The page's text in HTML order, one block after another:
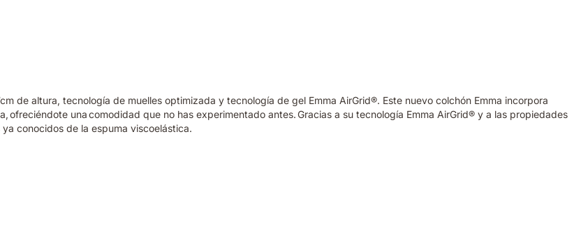
de altura, tecnología de muelles optimizada y tecnología de gel Emma AirGrid®. Este nuevo colchón Emma incorpora
una comodidad que no has experimentado antes. Gracias a su tecnología Emma AirGrid® y a las propiedades
conocidos de la espuma viscoelástica.